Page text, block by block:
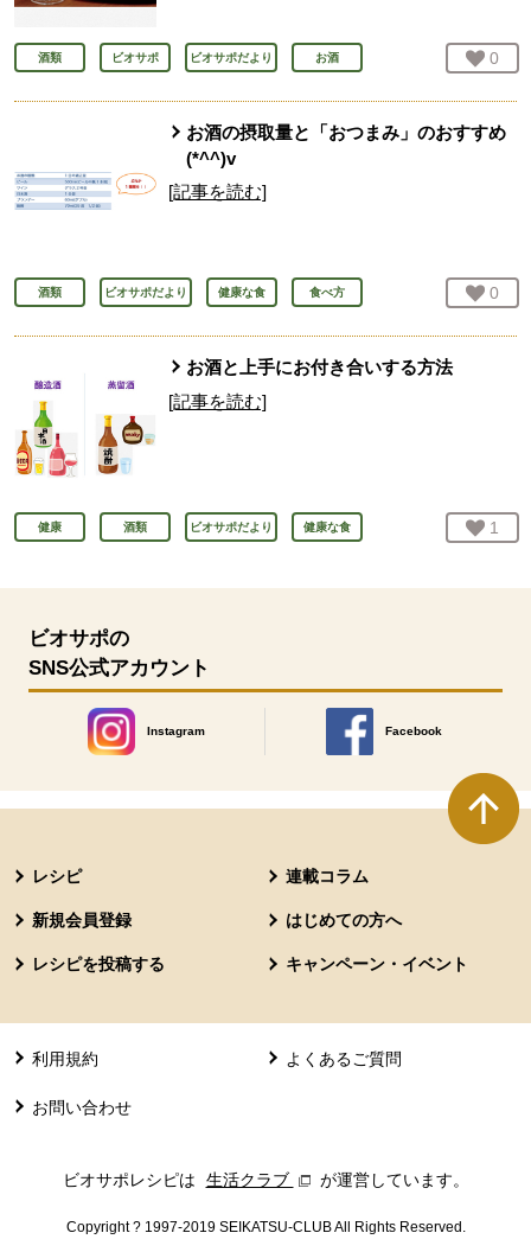
酒類 ビオサポ ビオサポだより お酒 お気
0
お酒の摂取量と「おつまみ」のおすすめ
(*^^)v
[記事を読む]
酒類 ビオサポだより 健康な食 食べ方 お気
0
お酒と上手にお付き合いする方法
[記事を読む]
健康 酒類 ビオサポだより 健康な食 お気
1
ビオサポの
SNS公式アカウント
Instagram
別のウィンドウで開きます。
Facebook
レシピ 連載コラム
新規会員登録 はじめての方へ
レシピを投稿する キャンペーン・イベント
利用規約 よくあるご質問
お問い合わせ
ビオサポレシピは 生活クラブ 別のウィンドウで開きます。
が運営しています。
Copyright ? 1997-2019 SEIKATSU-CLUB All Rights Reserved.